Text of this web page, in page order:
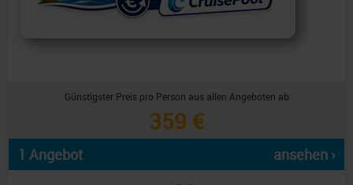
Günstigster Preis pro Person aus allen Angeboten ab
359 €
1 Angebot ansehen ›